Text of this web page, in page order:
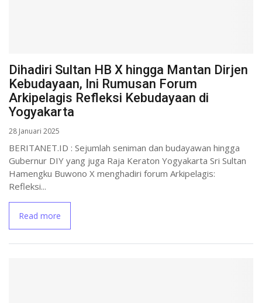
Dihadiri Sultan HB X hingga Mantan Dirjen
Kebudayaan, Ini Rumusan Forum
Arkipelagis Refleksi Kebudayaan di
Yogyakarta
28 Januari 2025
BERITANET.ID : Sejumlah seniman dan budayawan hingga
Gubernur DIY yang juga Raja Keraton Yogyakarta Sri Sultan
Hamengku Buwono X menghadiri forum Arkipelagis:
Refleksi...
Read more